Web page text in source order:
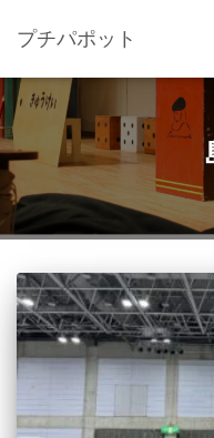
プチパポット